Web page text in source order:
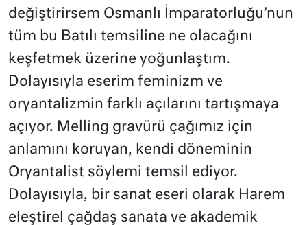
değiştirirsem Osmanlı İmparatorluğu’nun
tüm bu Batılı temsiline ne olacağını
keşfetmek üzerine yoğunlaştım.
Dolayısıyla eserim feminizm ve
oryantalizmin farklı açılarını tartışmaya
açıyor. Melling gravürü çağımız için
anlamını koruyan, kendi döneminin
Oryantalist söylemi temsil ediyor.
Dolayısıyla, bir sanat eseri olarak Harem
eleştirel çağdaş sanata ve akademik